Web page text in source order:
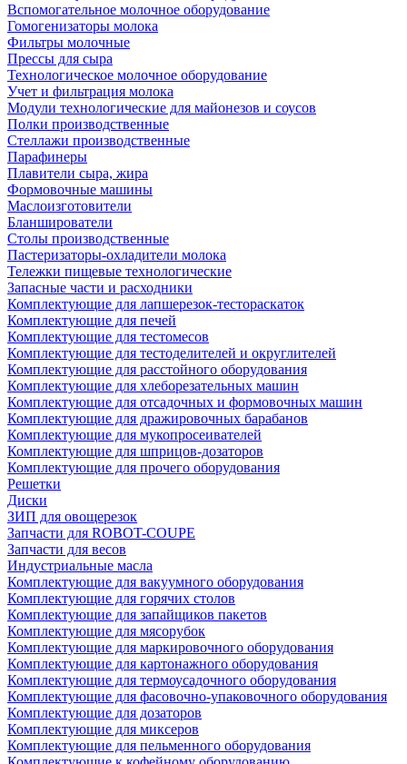
Вспомогательное молочное оборудование
Гомогенизаторы молока
Фильтры молочные
Прессы для сыра
Технологическое молочное оборудование
Учет и фильтрация молока
Модули технологические для майонезов и соусов
Полки производственные
Стеллажи производственные
Парафинеры
Плавители сыра, жира
Формовочные машины
Маслоизготовители
Бланширователи
Столы производственные
Пастеризаторы-охладители молока
Тележки пищевые технологические
Запасные части и расходники
Комплектующие для лапшерезок-тестораскаток
Комплектующие для печей
Комплектующие для тестомесов
Комплектующие для тестоделителей и округлителей
Комплектующие для расстойного оборудования
Комплектующие для хлеборезательных машин
Комплектующие для отсадочных и формовочных машин
Комплектующие для дражировочных барабанов
Комплектующие для мукопросеивателей
Комплектующие для шприцов-дозаторов
Комплектующие для прочего оборудования
Решетки
Диски
ЗИП для овощерезок
Запчасти для ROBOT-COUPE
Запчасти для весов
Индустриальные масла
Комплектующие для вакуумного оборудования
Комплектующие для горячих столов
Комплектующие для запайщиков пакетов
Комплектующие для мясорубок
Комплектующие для маркировочного оборудования
Комплектующие для картонажного оборудования
Комплектующие для термоусадочного оборудования
Комплектующие для фасовочно-упаковочного оборудования
Комплектующие для дозаторов
Комплектующие для миксеров
Комплектующие для пельменного оборудования